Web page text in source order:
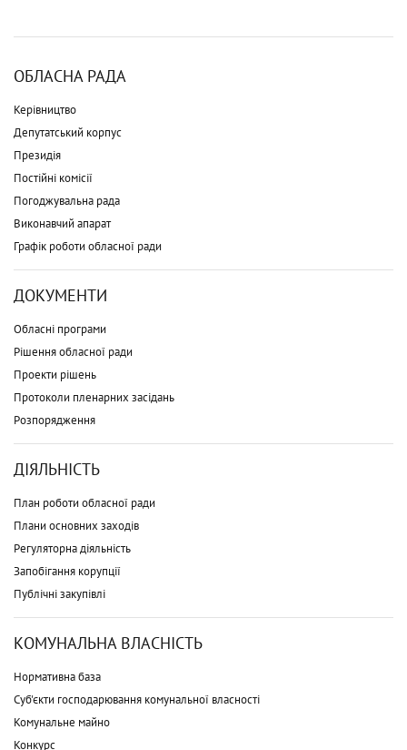
ОБЛАСНА РАДА
Керівництво
Депутатський корпус
Президія
Постійні комісії
Погоджувальна рада
Виконавчий апарат
Графік роботи обласної ради
ДОКУМЕНТИ
Обласні програми
Рішення обласної ради
Проекти рішень
Протоколи пленарних засідань
Розпорядження
ДІЯЛЬНІСТЬ
План роботи обласної ради
Плани основних заходів
Регуляторна діяльність
Запобігання корупції
Публічні закупівлі
КОМУНАЛЬНА ВЛАСНІСТЬ
Нормативна база
Суб'єкти господарювання комунальної власності
Комунальне майно
Конкурс